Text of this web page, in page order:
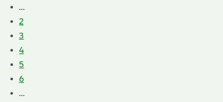
...
2
3
4
5
6
...